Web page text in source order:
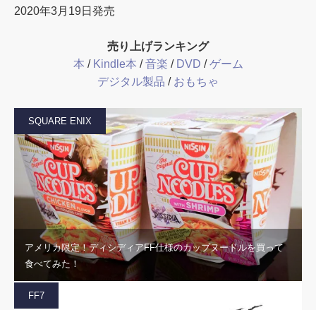
2020年3月19日発売
売り上げランキング
本 / Kindle本 /音楽 / DVD /ゲーム
デジタル製品 / おもちゃ
SQUARE ENIX
アメリカ限定！ディシディアFF仕様のカップヌードルを買って
食べてみた！
FF7